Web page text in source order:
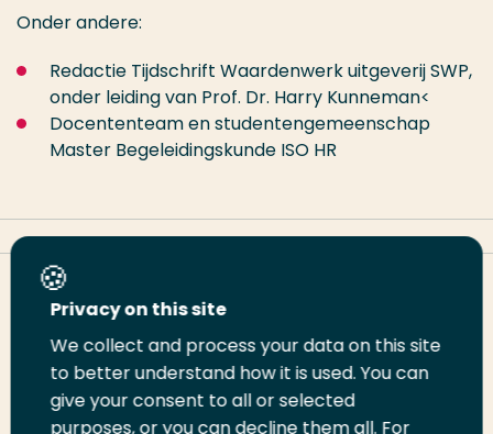
Onder andere:
Redactie Tijdschrift Waardenwerk uitgeverij SWP,
onder leiding van Prof. Dr. Harry Kunneman<
Docententeam en studentengemeenschap
Master Begeleidingskunde ISO HR
Deel deze pagina
DeelDeel
op
Deel
op
Email
deze
Print
deze
Privacy on this site
We collect and process your data on this site
to better understand how it is used. You can
give your consent to all or selected
purposes, or you can decline them all. For